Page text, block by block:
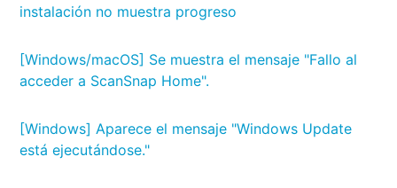
instalación no muestra progreso
[Windows/macOS] Se muestra el mensaje "Fallo al
acceder a ScanSnap Home".
[Windows] Aparece el mensaje "Windows Update
está ejecutándose."